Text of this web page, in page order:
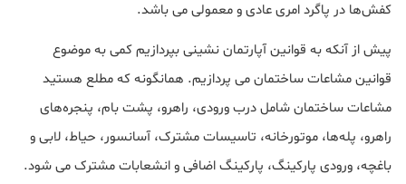
کفش‌ها در پاگرد امری عادی و معمولی می باشد.
پیش از آنکه به قوانین آپارتمان نشینی بپردازیم کمی به موضوع
قوانین مشاعات ساختمان می پردازیم. همانگونه که مطلع هستید
مشاعات ساختمان شامل درب ورودی، راهرو، پشت بام، پنجره‌های
راهرو، پله‌ها، موتورخانه، تاسیسات مشترک، آسانسور، حیاط، لابی و
باغچه، ورودی پارکینگ، پارکینگ اضافی و انشعابات مشترک می شود.